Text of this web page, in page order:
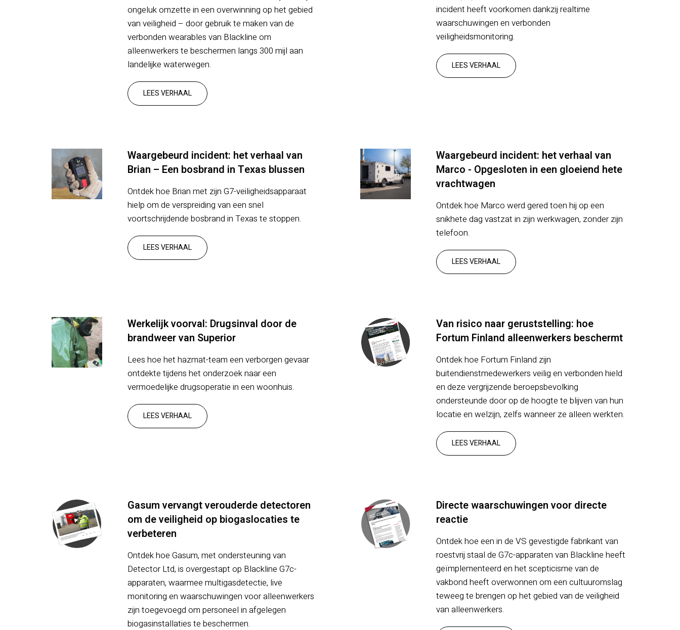
ongeluk omzette in een overwinning op het gebied
van veiligheid – door gebruik te maken van de
verbonden wearables van Blackline om
alleenwerkers te beschermen langs 300 mijl aan
landelijke waterwegen.
LEES VERHAAL
incident heeft voorkomen dankzij realtime
waarschuwingen en verbonden
veiligheidsmonitoring.
LEES VERHAAL
Waargebeurd incident: het verhaal van
Brian – Een bosbrand in Texas blussen
Ontdek hoe Brian met zijn G7-veiligheidsapparaat
hielp om de verspreiding van een snel
voortschrijdende bosbrand in Texas te stoppen.
LEES VERHAAL
Waargebeurd incident: het verhaal van
Marco - Opgesloten in een gloeiend hete
vrachtwagen
Ontdek hoe Marco werd gered toen hij op een
snikhete dag vastzat in zijn werkwagen, zonder zijn
telefoon.
LEES VERHAAL
Werkelijk voorval: Drugsinval door de
brandweer van Superior
Lees hoe het hazmat-team een verborgen gevaar
ontdekte tijdens het onderzoek naar een
vermoedelijke drugsoperatie in een woonhuis.
LEES VERHAAL
Van risico naar geruststelling: hoe
Fortum Finland alleenwerkers beschermt
Ontdek hoe Fortum Finland zijn
buitendienstmedewerkers veilig en verbonden hield
en deze vergrijzende beroepsbevolking
ondersteunde door op de hoogte te blijven van hun
locatie en welzijn, zelfs wanneer ze alleen werkten.
LEES VERHAAL
Gasum vervangt verouderde detectoren
om de veiligheid op biogaslocaties te
verbeteren
Ontdek hoe Gasum, met ondersteuning van
Detector Ltd, is overgestapt op Blackline G7c-
apparaten, waarmee multigasdetectie, live
monitoring en waarschuwingen voor alleenwerkers
zijn toegevoegd om personeel in afgelegen
biogasinstallaties te beschermen.
Directe waarschuwingen voor directe
reactie
Ontdek hoe een in de VS gevestigde fabrikant van
roestvrij staal de G7c-apparaten van Blackline heeft
geïmplementeerd en het scepticisme van de
vakbond heeft overwonnen om een cultuuromslag
teweeg te brengen op het gebied van de veiligheid
van alleenwerkers.